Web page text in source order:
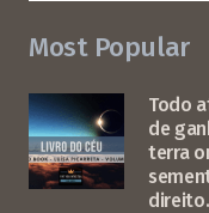
Most Popular
Todo
de
terra
direito.